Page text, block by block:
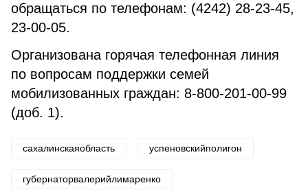
обращаться по телефонам: (4242) 28-23-45,
23-00-05.
Организована горячая телефонная линия
по вопросам поддержки семей
мобилизованных граждан: 8-800-201-00-99
(доб. 1).
сахалинскаяобласть успеновскийполигон
губернаторвалерийлимаренко